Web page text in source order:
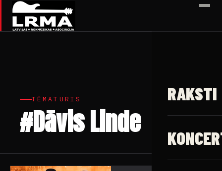
✕
RAKSTI
TĒMATURIS
#Dāvis Linde